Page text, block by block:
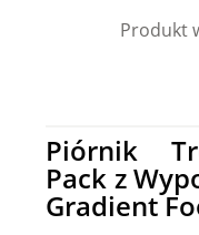
Produkt
Piórnik
Pack z
Gradient